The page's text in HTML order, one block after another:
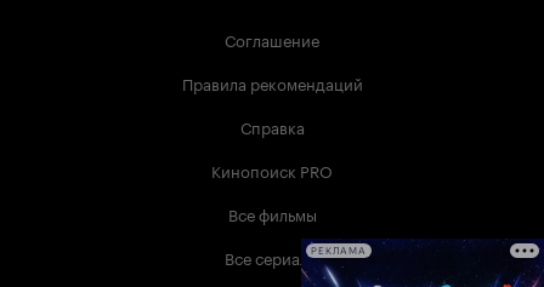
Соглашение
Правила рекомендаций
Справка
Кинопоиск PRO
Все фильмы
Все сериалыРЕКЛАМА